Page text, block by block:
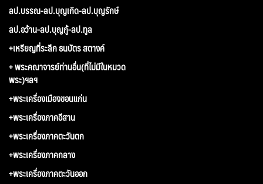
ลป.บรรณ-ลป.บุญเกิด-ลป.บุญรักษ์
ลป.อว้าน-ลป.บุญกู้-ลป.ทูล
+เหรียญที่ระลึก ธนบัตร สตางค์
+ พระคณาจารย์ท่านอื่น(ที่ไม่มีในหมวด
พระ)ฯลฯ
+พระเครื่องเมืองขอนแก่น
+พระเครื่องภาคอีสาน
+พระเครื่องภาคตะวันตก
+พระเครื่องภาคกลาง
+พระเครื่องภาคตะวันออก